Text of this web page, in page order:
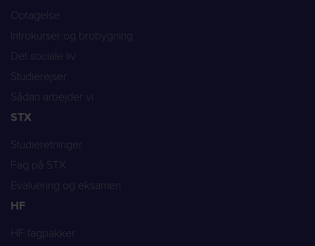
Optagelse
Introkurser og brobygning
Det sociale liv
Studierejser
Sådan arbejder vi
STX
Studieretninger
Fag på STX
Evaluering og eksamen
HF
HF fagpakker